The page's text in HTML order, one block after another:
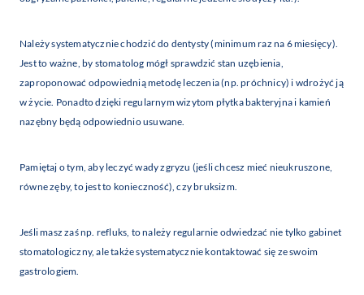
Należy systematycznie chodzić do dentysty (minimum raz na 6 miesięcy).
Jest to ważne, by stomatolog mógł sprawdzić stan uzębienia,
zaproponować odpowiednią metodę leczenia (np. próchnicy) i wdrożyć ją
w życie. Ponadto dzięki regularnym wizytom płytka bakteryjna i kamień
nazębny będą odpowiednio usuwane.
Pamiętaj o tym, aby leczyć wady zgryzu (jeśli chcesz mieć nieukruszone,
równe zęby, to jest to konieczność), czy bruksizm.
Jeśli masz zaś np. refluks, to należy regularnie odwiedzać nie tylko gabinet
stomatologiczny, ale także systematycznie kontaktować się ze swoim
gastrologiem.